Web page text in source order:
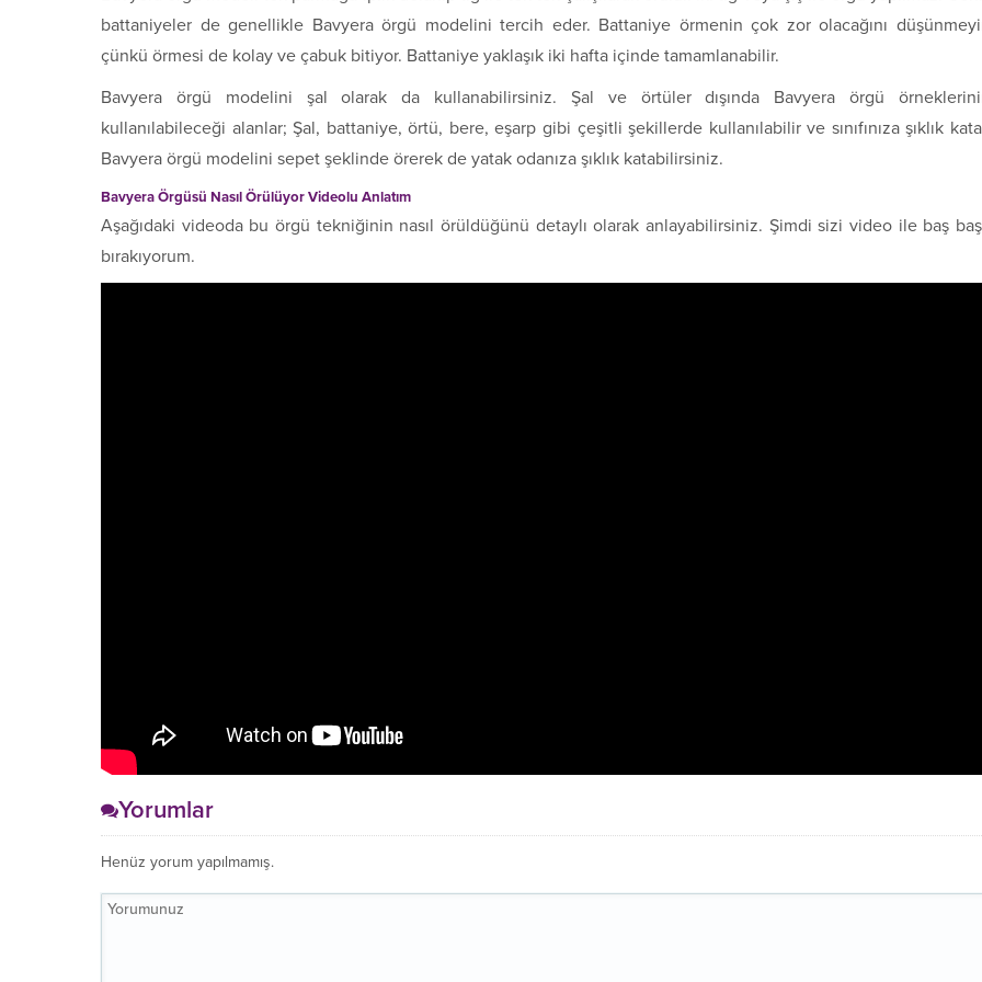
battaniyeler de genellikle Bavyera örgü modelini tercih eder. Battaniye örmenin çok zor olacağını
çünkü örmesi de kolay ve çabuk bitiyor. Battaniye yaklaşık iki hafta içinde tamamlanabilir.
Bavyera örgü modelini şal olarak da kullanabilirsiniz. Şal ve örtüler dışında Bavyera örgü
kullanılabileceği alanlar; Şal, battaniye, örtü, bere, eşarp gibi çeşitli şekillerde kullanılabilir ve sınıfınıza şıklık
Bavyera örgü modelini sepet şeklinde örerek de yatak odanıza şıklık katabilirsiniz.
Bavyera Örgüsü Nasıl Örülüyor Videolu Anlatım
Aşağıdaki videoda bu örgü tekniğinin nasıl örüldüğünü detaylı olarak anlayabilirsiniz. Şimdi sizi video ile baş
bırakıyorum.
Yorumlar
Henüz yorum yapılmamış.